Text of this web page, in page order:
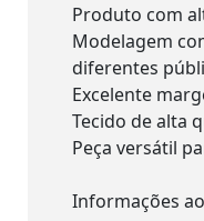
Produto com
Modelagem
diferentes
Excelente
Tecido de alta
Peça versátil
Informações